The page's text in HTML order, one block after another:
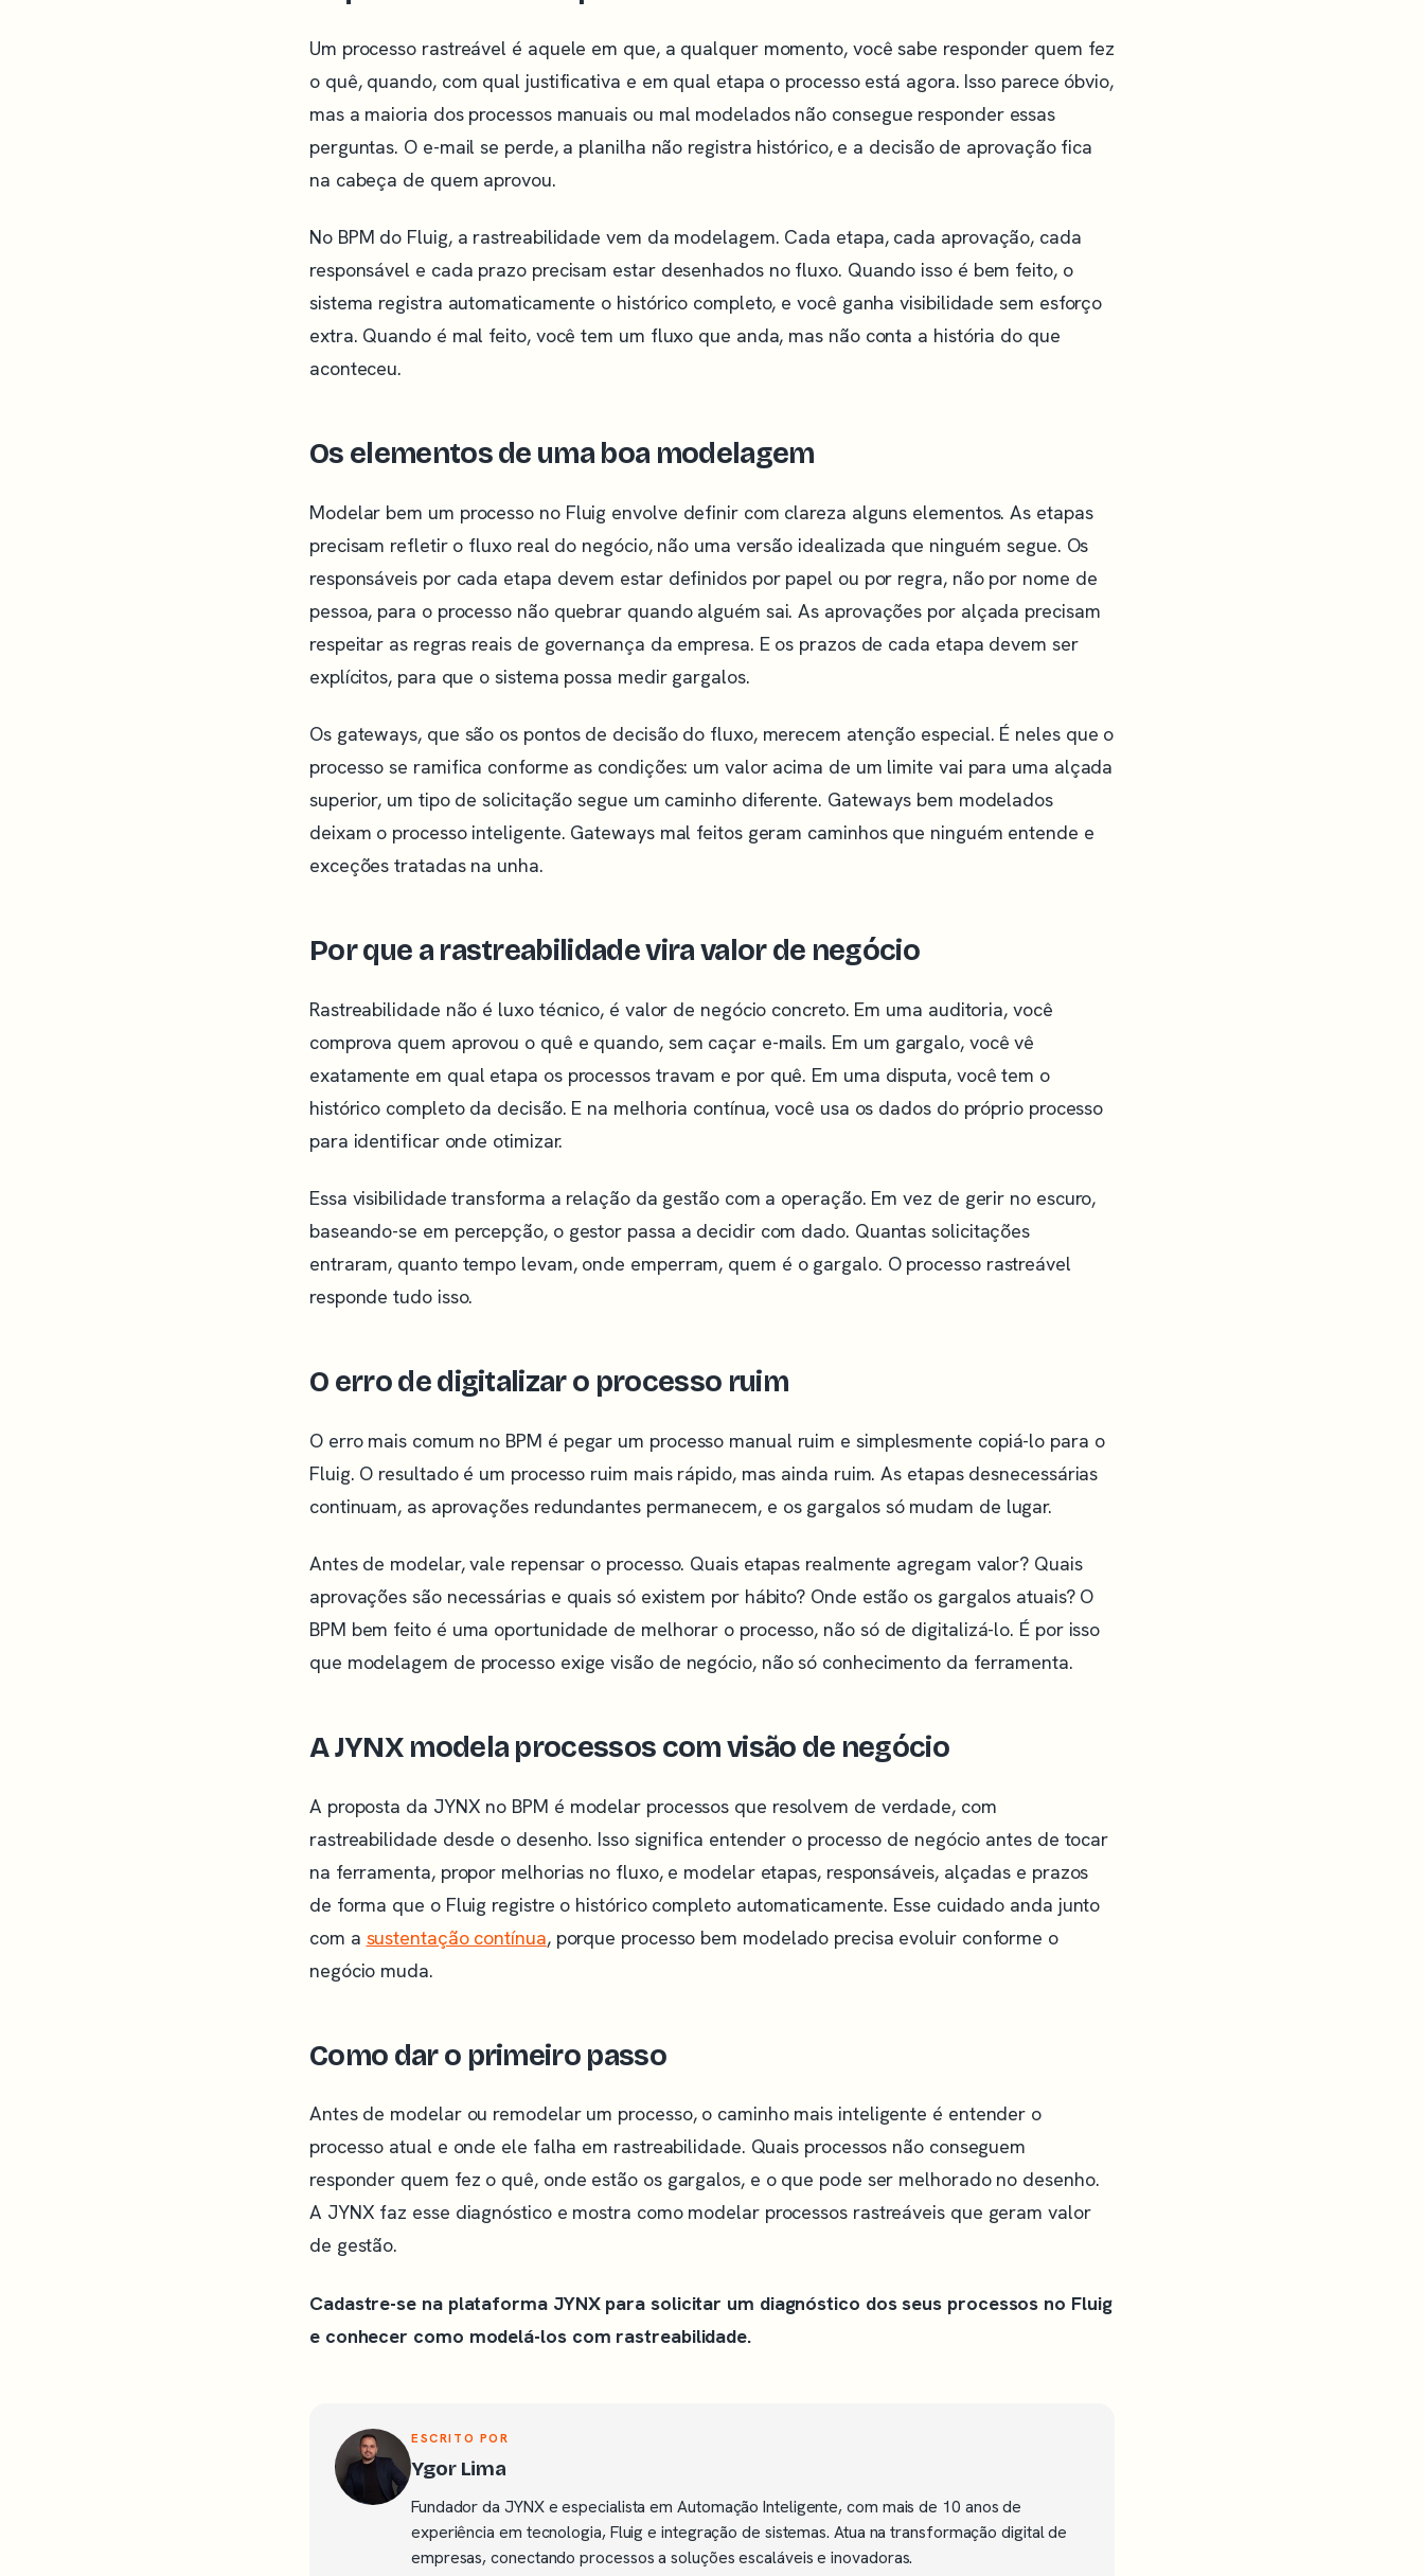
Um processo rastreável é aquele em que, a qualquer momento, você sabe responder quem fez
o quê, quando, com qual justificativa e em qual etapa o processo está agora. Isso parece óbvio,
mas a maioria dos processos manuais ou mal modelados não consegue responder essas
perguntas. O e-mail se perde, a planilha não registra histórico, e a decisão de aprovação fica
na cabeça de quem aprovou.
No BPM do Fluig, a rastreabilidade vem da modelagem. Cada etapa, cada aprovação, cada
responsável e cada prazo precisam estar desenhados no fluxo. Quando isso é bem feito, o
sistema registra automaticamente o histórico completo, e você ganha visibilidade sem esforço
extra. Quando é mal feito, você tem um fluxo que anda, mas não conta a história do que
aconteceu.
Os elementos de uma boa modelagem
Modelar bem um processo no Fluig envolve definir com clareza alguns elementos. As etapas
precisam refletir o fluxo real do negócio, não uma versão idealizada que ninguém segue. Os
responsáveis por cada etapa devem estar definidos por papel ou por regra, não por nome de
pessoa, para o processo não quebrar quando alguém sai. As aprovações por alçada precisam
respeitar as regras reais de governança da empresa. E os prazos de cada etapa devem ser
explícitos, para que o sistema possa medir gargalos.
Os gateways, que são os pontos de decisão do fluxo, merecem atenção especial. É neles que o
processo se ramifica conforme as condições: um valor acima de um limite vai para uma alçada
superior, um tipo de solicitação segue um caminho diferente. Gateways bem modelados
deixam o processo inteligente. Gateways mal feitos geram caminhos que ninguém entende e
exceções tratadas na unha.
Por que a rastreabilidade vira valor de negócio
Rastreabilidade não é luxo técnico, é valor de negócio concreto. Em uma auditoria, você
comprova quem aprovou o quê e quando, sem caçar e-mails. Em um gargalo, você vê
exatamente em qual etapa os processos travam e por quê. Em uma disputa, você tem o
histórico completo da decisão. E na melhoria contínua, você usa os dados do próprio processo
para identificar onde otimizar.
Essa visibilidade transforma a relação da gestão com a operação. Em vez de gerir no escuro,
baseando-se em percepção, o gestor passa a decidir com dado. Quantas solicitações
entraram, quanto tempo levam, onde emperram, quem é o gargalo. O processo rastreável
responde tudo isso.
O erro de digitalizar o processo ruim
O erro mais comum no BPM é pegar um processo manual ruim e simplesmente copiá-lo para o
Fluig. O resultado é um processo ruim mais rápido, mas ainda ruim. As etapas desnecessárias
continuam, as aprovações redundantes permanecem, e os gargalos só mudam de lugar.
Antes de modelar, vale repensar o processo. Quais etapas realmente agregam valor? Quais
aprovações são necessárias e quais só existem por hábito? Onde estão os gargalos atuais? O
BPM bem feito é uma oportunidade de melhorar o processo, não só de digitalizá-lo. É por isso
que modelagem de processo exige visão de negócio, não só conhecimento da ferramenta.
A JYNX modela processos com visão de negócio
A proposta da JYNX no BPM é modelar processos que resolvem de verdade, com
rastreabilidade desde o desenho. Isso significa entender o processo de negócio antes de tocar
na ferramenta, propor melhorias no fluxo, e modelar etapas, responsáveis, alçadas e prazos
de forma que o Fluig registre o histórico completo automaticamente. Esse cuidado anda junto
com a sustentação contínua, porque processo bem modelado precisa evoluir conforme o
negócio muda.
Como dar o primeiro passo
Antes de modelar ou remodelar um processo, o caminho mais inteligente é entender o
processo atual e onde ele falha em rastreabilidade. Quais processos não conseguem
responder quem fez o quê, onde estão os gargalos, e o que pode ser melhorado no desenho.
A JYNX faz esse diagnóstico e mostra como modelar processos rastreáveis que geram valor
de gestão.
Cadastre-se na plataforma JYNX para solicitar um diagnóstico dos seus processos no Fluig
e conhecer como modelá-los com rastreabilidade.
ESCRITO POR
Ygor Lima
Fundador da JYNX e especialista em Automação Inteligente, com mais de 10 anos de
experiência em tecnologia, Fluig e integração de sistemas. Atua na transformação digital de
empresas, conectando processos a soluções escaláveis e inovadoras.